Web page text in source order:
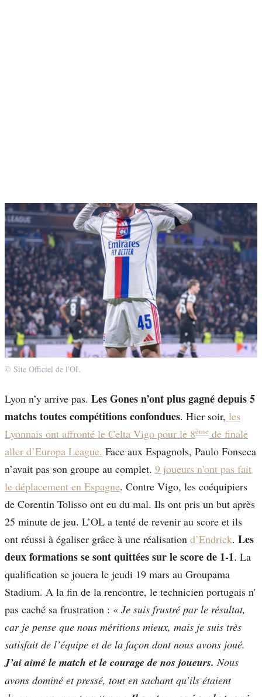
© Site Officiel de l'OL
Lyon n’y arrive pas. Les Gones n’ont plus gagné depuis 5
matchs toutes compétitions confondues. Hier soir, les
Lyonnais ont affronté le Celta Vigo pour le 8ème de finale
aller d’Europa League. Face aux Espagnols, Paulo Fonseca
n’avait pas son groupe au complet. 9 joueurs n'ont pas fait
le déplacement en Espagne. Contre Vigo, les coéquipiers
de Corentin Tolisso ont eu du mal. Ils ont pris un but après
25 minute de jeu. L’OL a tenté de revenir au score et ils
ont réussi à égaliser grâce à une réalisation d’Endrick. Les
deux formations se sont quittées sur le score de 1-1. La
qualification se jouera le jeudi 19 mars au Groupama
Stadium. A la fin de la rencontre, le technicien portugais n'
pas caché sa frustration : « Je suis frustré par le résultat,
car je pense que nous méritions mieux, mais je suis très
satisfait de l’équipe et de la façon dont nous avons joué.
J’ai aimé le match et le courage de nos joueurs.Nous
avons dominé et pressé, tout en sachant qu’ils étaient